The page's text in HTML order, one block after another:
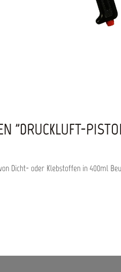
"DRUCKLUFT-
Dicht- oder Klebstoffen in 400ml